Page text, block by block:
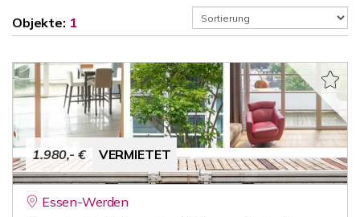
Objekte: 1
1.980,- € VERMIETET
Essen-Werden